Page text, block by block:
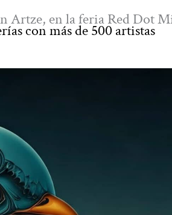
Artze, en la feria Red Dot
con más de 500 artistas